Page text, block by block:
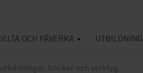
DELTA OCH PÅVERKA UTBILDNING